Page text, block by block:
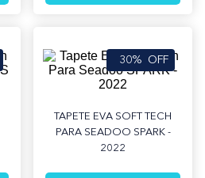
30% OFF
TAPETE EVA SOFT TECH
PARA SEADOO SPARK -
2022